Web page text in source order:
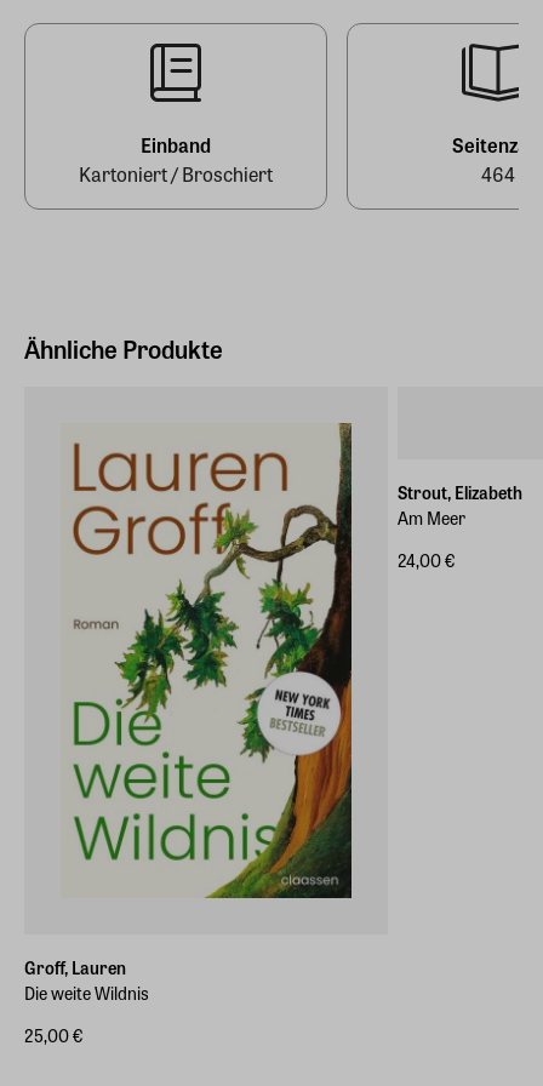
EAN
Deutschland (EU)
produktsicherheit@penguinrandomhouse.de
Einband
Kartoniert / Broschiert
Seitenzahl
464
Ähnliche Produkte
Groff, Lauren
Die weite Wildnis
25,00 €
Strout, Elizabeth
Am Meer
24,00 €